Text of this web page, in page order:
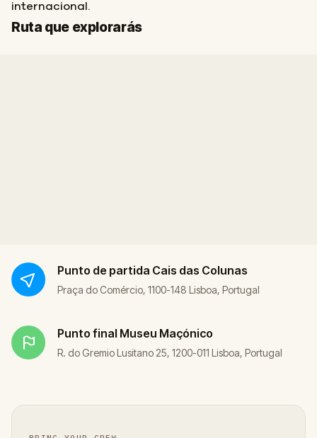
internacional.
Ruta que explorarás
Inicio
Final
Punto de partida Cais das Colunas
Praça do Comércio, 1100-148 Lisboa, Portugal
Punto final Museu Maçónico
R. do Gremio Lusitano 25, 1200-011 Lisboa, Portugal